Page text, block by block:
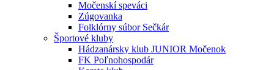
Močenskí speváci
Zúgovanka
Folklórny súbor Sečkár
Športové kluby
Hádzanársky klub JUNIOR Močenok
FK Poľnohospodár